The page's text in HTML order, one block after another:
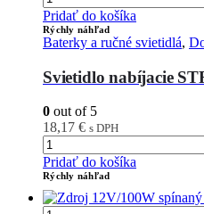
Pridať do košíka
Rýchly náhľad
Baterky a ručné svietidlá,
Svietidlo nabíjacie
0 out of 5
18,17 € s DPH
Pridať do košíka
Rýchly náhľad